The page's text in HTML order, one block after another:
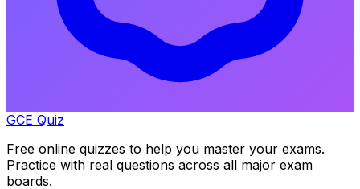
GCE Quiz
Free online quizzes to help you master your exams.
Practice with real questions across all major exam
boards.